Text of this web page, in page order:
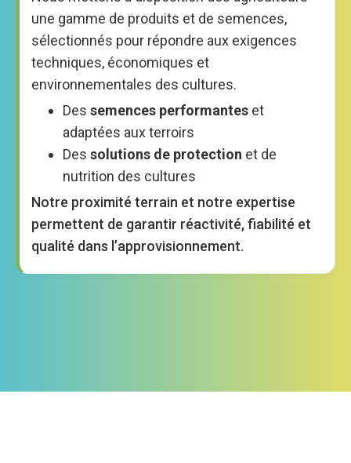
une gamme de produits et de semences,
sélectionnés pour répondre aux exigences
techniques, économiques et
environnementales des cultures.
Des semences performantes et
adaptées aux terroirs
Des solutions de protection et de
nutrition des cultures
Notre proximité terrain et notre expertise
permettent de garantir réactivité, fiabilité et
qualité dans l’approvisionnement.